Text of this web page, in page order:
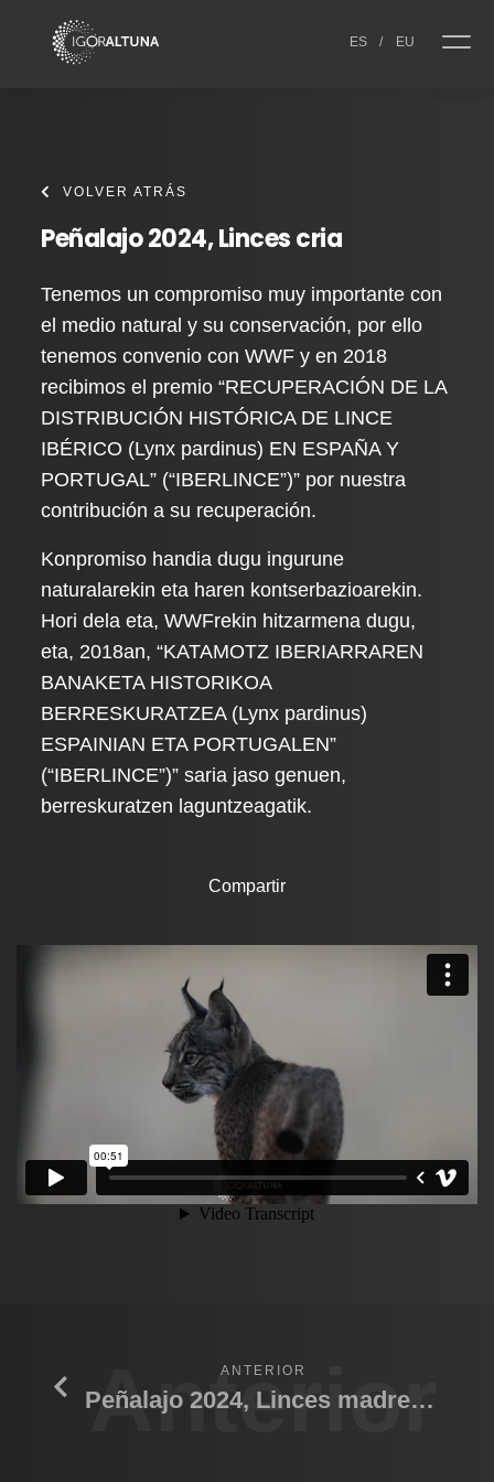
ES / EU
VOLVER ATRÁS
Peñalajo 2024, Linces cria
Tenemos un compromiso muy importante con
el medio natural y su conservación, por ello
tenemos convenio con WWF y en 2018
recibimos el premio “RECUPERACIÓN DE LA
DISTRIBUCIÓN HISTÓRICA DE LINCE
IBÉRICO (Lynx pardinus) EN ESPAÑA Y
PORTUGAL” (“IBERLINCE”)” por nuestra
contribución a su recuperación.
Konpromiso handia dugu ingurune
naturalarekin eta haren kontserbazioarekin.
Hori dela eta, WWFrekin hitzarmena dugu,
eta, 2018an, “KATAMOTZ IBERIARRAREN
BANAKETA HISTORIKOA
BERRESKURATZEA (Lynx pardinus)
ESPAINIAN ETA PORTUGALEN”
(“IBERLINCE”)” saria jaso genuen,
berreskuratzen laguntzeagatik.
Compartir
Anterior
ANTERIOR
Peñalajo 2024, Linces madre y hija